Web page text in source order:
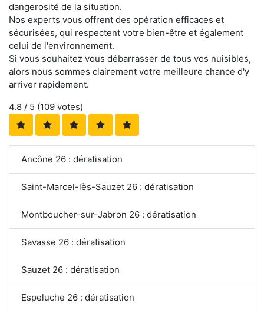
dangerosité de la situation.
Nos experts vous offrent des opération efficaces et
sécurisées, qui respectent votre bien-être et également
celui de l'environnement.
Si vous souhaitez vous débarrasser de tous vos nuisibles,
alors nous sommes clairement votre meilleure chance d'y
arriver rapidement.
4.8 / 5 (109 votes)
Ancône 26 : dératisation
Saint-Marcel-lès-Sauzet 26 : dératisation
Montboucher-sur-Jabron 26 : dératisation
Savasse 26 : dératisation
Sauzet 26 : dératisation
Espeluche 26 : dératisation